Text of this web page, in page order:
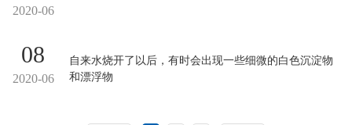
2020-06
08
2020-06
自来水烧开了以后，有时会出现一些细微的白色沉淀物
和漂浮物